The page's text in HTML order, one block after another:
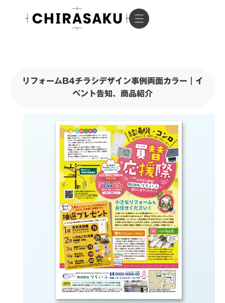
リフォームB4チラシデザイン事例両面カラー｜イ
ベント告知、商品紹介